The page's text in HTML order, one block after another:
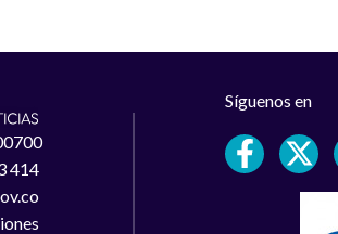
414
Síguenos en